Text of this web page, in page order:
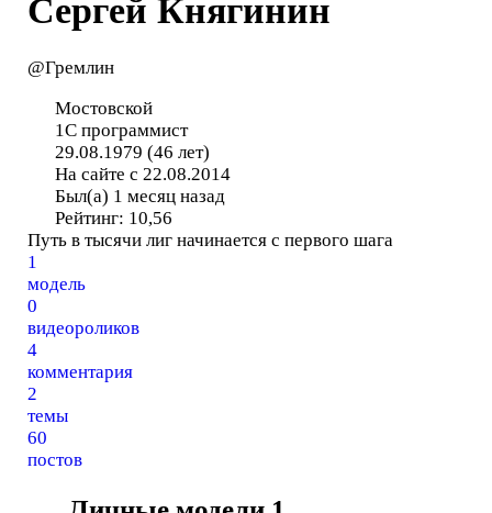
Сергей Княгинин
@Гремлин
Мостовской
1С программист
29.08.1979 (46 лет)
На сайте с 22.08.2014
Был(а) 1 месяц назад
Рейтинг: 10,56
Путь в тысячи лиг начинается с первого шага
1
модель
0
видеороликов
4
комментария
2
темы
60
постов